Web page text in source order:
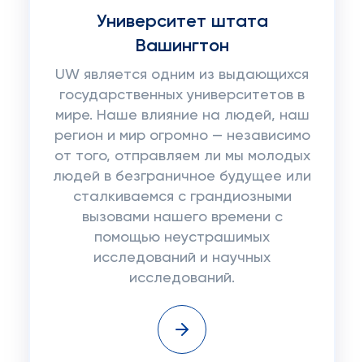
Университет штата
Вашингтон
UW является одним из выдающихся
государственных университетов в
мире. Наше влияние на людей, наш
регион и мир огромно — независимо
от того, отправляем ли мы молодых
людей в безграничное будущее или
сталкиваемся с грандиозными
вызовами нашего времени с
помощью неустрашимых
исследований и научных
исследований.